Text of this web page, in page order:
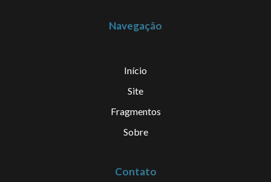
Navegação
Início
Site
Fragmentos
Sobre
Contato